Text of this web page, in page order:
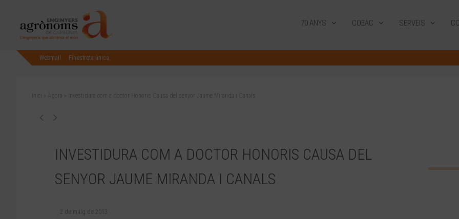
70 ANYS COEAC SERVEIS
Webmail Finestreta única
Inici Àgora Investidura com a doctor Honoris Causa del senyor Jaume Miranda i Canals
INVESTIDURA COM A DOCTOR HONORIS CAUSA DEL
SENYOR JAUME MIRANDA I CANALS
2 de maig de 2013